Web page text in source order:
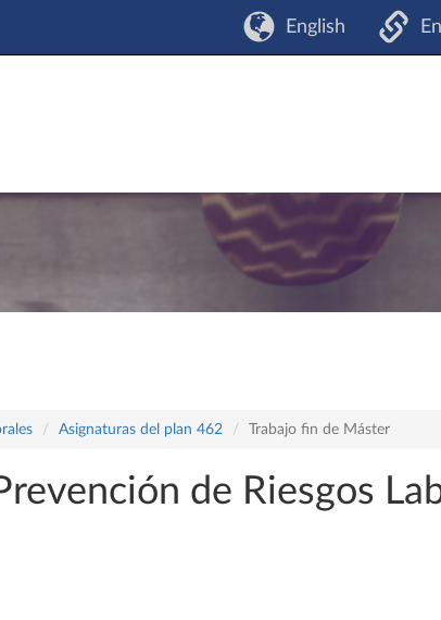
English
Asignaturas del plan 462 Trabajo fin de Máster
de Riesgos